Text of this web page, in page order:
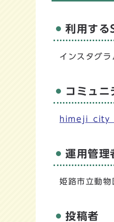
利用する
インスタグラ
コミュニ
運用管理
姫路市立動物
投稿者